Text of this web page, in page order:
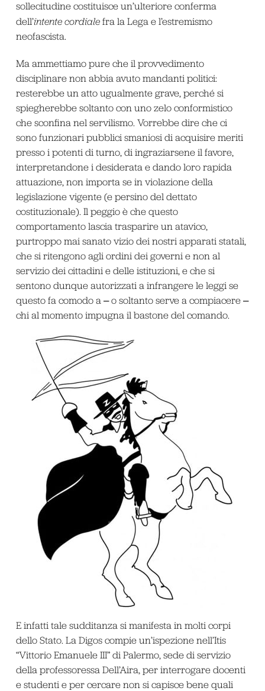
sollecitudine costituisce un’ulteriore conferma
dell’intente cordialefra la Lega e l’estremismo
neofascista.
Ma ammettiamo pure che il provvedimento
disciplinare non abbia avuto mandanti politici:
resterebbe un atto ugualmente grave, perché si
spiegherebbe soltanto con uno zelo conformistico
che sconfina nel servilismo. Vorrebbe dire che ci
sono funzionari pubblici smaniosi di acquisire meriti
presso i potenti di turno, di ingraziarsene il favore,
interpretandone i desiderata e dando loro rapida
attuazione, non importa se in violazione della
legislazione vigente (e persino del dettato
costituzionale). Il peggio è che questo
comportamento lascia trasparire un atavico,
purtroppo mai sanato vizio dei nostri apparati statali,
che si ritengono agli ordini dei governi e non al
servizio dei cittadini e delle istituzioni, e che si
sentono dunque autorizzati a infrangere le leggi se
questo fa comodo a ‒ o soltanto serve a compiacere ‒
chi al momento impugna il bastone del comando.
E infatti tale sudditanza si manifesta in molti corpi
dello Stato. La Digos compie un’ispezione nell’Itis
“Vittorio Emanuele III” di Palermo, sede di servizio
della professoressa Dell’Aira, per interrogare docenti
e studenti e per cercare non si capisce bene quali